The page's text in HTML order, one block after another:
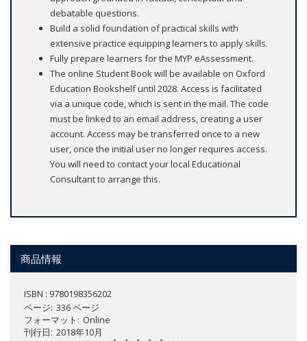
debatable questions.
Build a solid foundation of practical skills with
extensive practice equipping learners to apply skills.
Fully prepare learners for the MYP eAssessment.
The online Student Book will be available on Oxford
Education Bookshelf until 2028. Access is facilitated
via a unique code, which is sent in the mail. The code
must be linked to an email address, creating a user
account. Access may be transferred once to a new
user, once the initial user no longer requires access.
You will need to contact your local Educational
Consultant to arrange this.
商品情報
ISBN : 9780198356202
ページ 336 ページ
フォーマット
Online
刊行日 2018年10月